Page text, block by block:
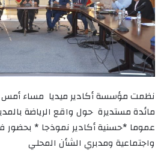
مائدة مستديرة حول واقع الرياضة
عموما *حسنية أكادير نموذجا * بحضور
واجتماعية ومدبري الشأن المحلي